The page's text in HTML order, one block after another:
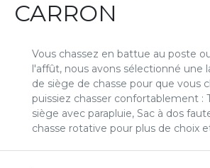
CARRON
Vous chassez en battue au poste
l'affût, nous avons sélectionné une
de siège de chasse pour que vous
puissiez chasser confortablement :
siège avec parapluie, Sac à dos
chasse rotative pour plus de choix